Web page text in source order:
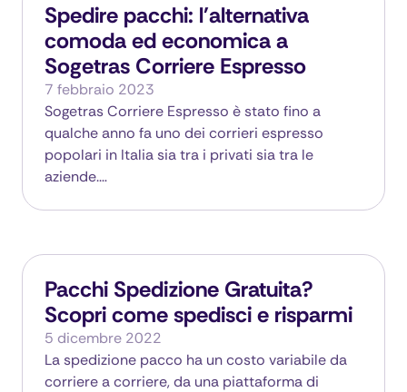
Spedire pacchi: l'alternativa
comoda ed economica a
Sogetras Corriere Espresso
7 febbraio 2023
Sogetras Corriere Espresso è stato fino a
qualche anno fa uno dei corrieri espresso
popolari in Italia sia tra i privati sia tra le
aziende.…
Pacchi Spedizione Gratuita?
Scopri come spedisci e risparmi
5 dicembre 2022
La spedizione pacco ha un costo variabile da
corriere a corriere, da una piattaforma di